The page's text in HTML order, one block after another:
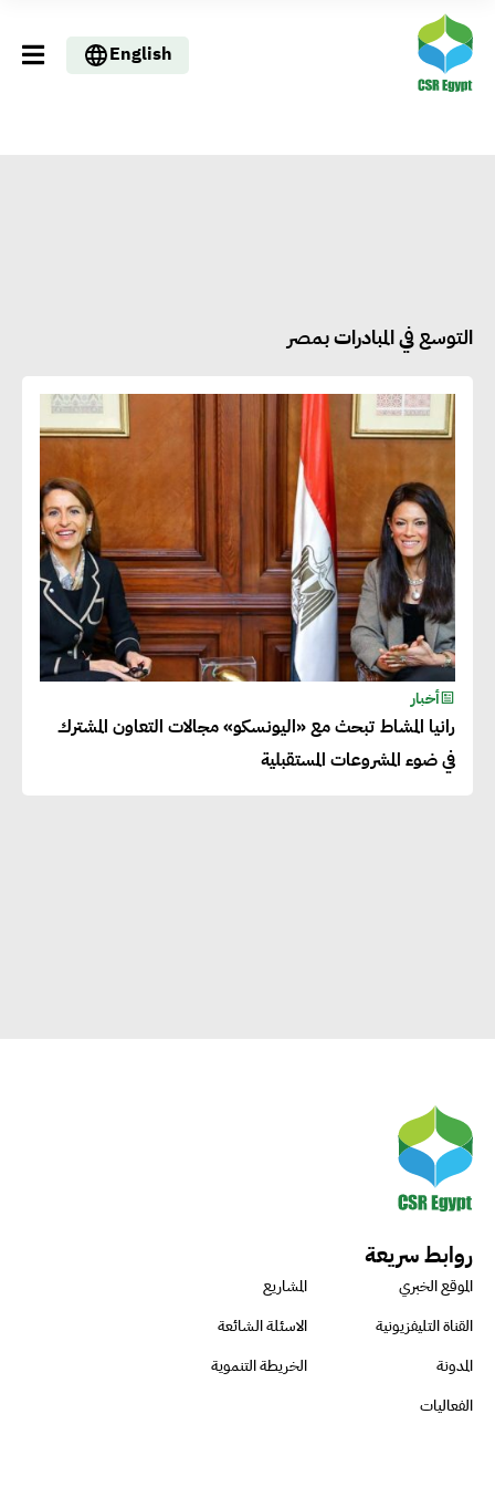
English
التوسع في المبادرات بمصر
أخبار
رانيا المشاط تبحث مع «اليونسكو» مجالات التعاون المشترك
في ضوء المشروعات المستقبلية
روابط سريعة
الموقع الخبري
المشاريع
القناة التليفزيونية
الاسئلة الشائعة
المدونة
الخريطة التنموية
الفعاليات